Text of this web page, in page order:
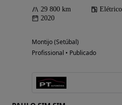
29 800 km Elétrico
2020
Montijo (Setúbal)
Profissional • Publicado